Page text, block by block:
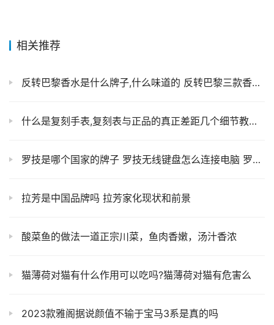
相关推荐
反转巴黎香水是什么牌子,什么味道的 反转巴黎三款香水怎么区分
什么是复刻手表,复刻表与正品的真正差距几个细节教你辨别真假！！
罗技是哪个国家的牌子 罗技无线键盘怎么连接电脑 罗技官网
拉芳是中国品牌吗 拉芳家化现状和前景
酸菜鱼的做法一道正宗川菜，鱼肉香嫩，汤汁香浓
猫薄荷对猫有什么作用可以吃吗?猫薄荷对猫有危害么
2023款雅阁据说颜值不输于宝马3系是真的吗